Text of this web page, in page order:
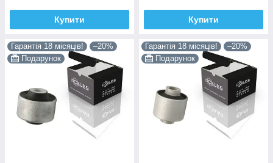
Купити Купити
Гарантія 18 місяців!
–20%
Подарунок
Гарантія 18 місяців!
–20%
Подарунок